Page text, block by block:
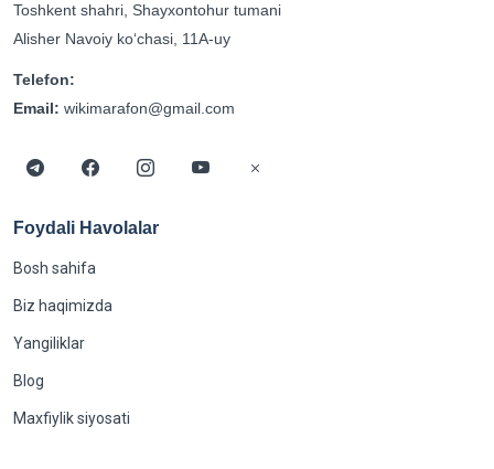
Toshkent shahri, Shayxontohur tumani
Alisher Navoiy koʻchasi, 11A-uy
Telefon:
Email: wikimarafon@gmail.com
Foydali Havolalar
Bosh sahifa
Biz haqimizda
Yangiliklar
Blog
Maxfiylik siyosati